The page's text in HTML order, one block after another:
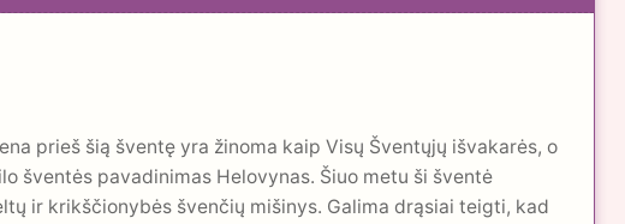
prieš šią šventę yra žinoma kaip Visų Šventųjų išvakarės, o
šventės pavadinimas Helovynas. Šiuo metu ši šventė
ir krikščionybės švenčių mišinys. Galima drąsiai teigti, kad